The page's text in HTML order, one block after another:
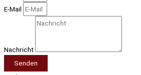
E-Mail
Nachricht
Senden